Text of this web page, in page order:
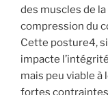
des muscles de la
compression du
Cette posture4,
impacte
mais peu viable
fortes